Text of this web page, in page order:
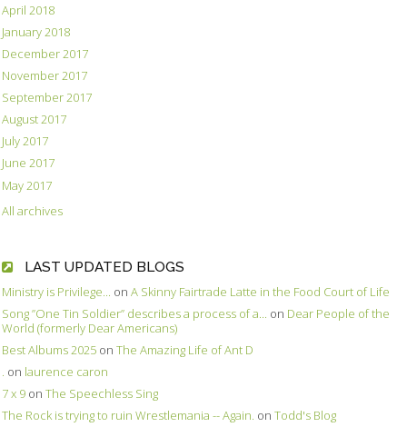
April 2018
January 2018
December 2017
November 2017
September 2017
August 2017
July 2017
June 2017
May 2017
All archives
LAST UPDATED BLOGS
Ministry is Privilege... on A Skinny Fairtrade Latte in the Food Court of Life
Song ”One Tin Soldier” describes a process of a... on Dear People of the
World (formerly Dear Americans)
Best Albums 2025 on The Amazing Life of Ant D
. on laurence caron
7 x 9 on The Speechless Sing
The Rock is trying to ruin Wrestlemania -- Again. on Todd's Blog